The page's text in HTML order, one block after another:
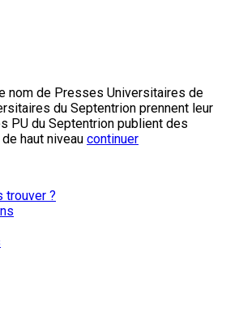
nom de Presses Universitaires de
du Septentrion prennent leur
PU du Septentrion publient des
haut niveau continuer
trouver ?